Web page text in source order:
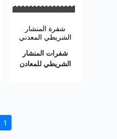
شفرة المنشار
الشريطي المعدني
شفرات المنشار
الشريطي للمعادن
1